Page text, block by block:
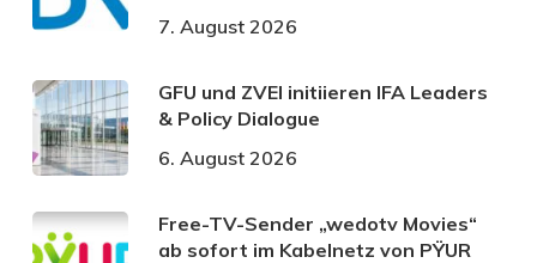
7. August 2026
GFU und ZVEI initiieren IFA Leaders
& Policy Dialogue
6. August 2026
Free-TV-Sender „wedotv Movies“
ab sofort im Kabelnetz von PŸUR